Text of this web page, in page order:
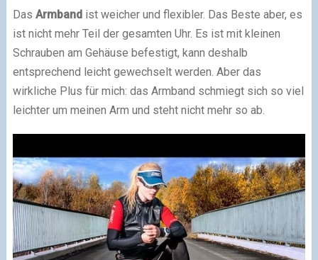
Das Armband ist weicher und flexibler. Das Beste aber, es
ist nicht mehr Teil der gesamten Uhr. Es ist mit kleinen
Schrauben am Gehäuse befestigt, kann deshalb
entsprechend leicht gewechselt werden. Aber das
wirkliche Plus für mich: das Armband schmiegt sich so viel
leichter um meinen Arm und steht nicht mehr so ab.